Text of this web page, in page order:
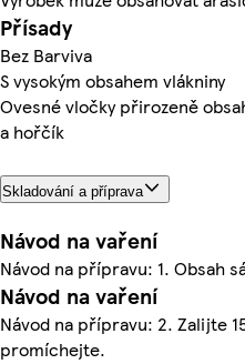
Přísady
Bez Barviva
S vysokým obsahem vlákniny
Ovesné vločky přirozeně
a hořčík
Skladování a příprava
Návod na vaření
Návod na přípravu: 1. Obsah
Návod na vaření
Návod na přípravu: 2. Zalijte
promíchejte.